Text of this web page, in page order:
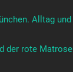
Alltag und
der rote